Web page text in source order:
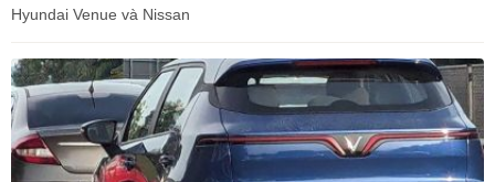
Hyundai Venue và Nissan